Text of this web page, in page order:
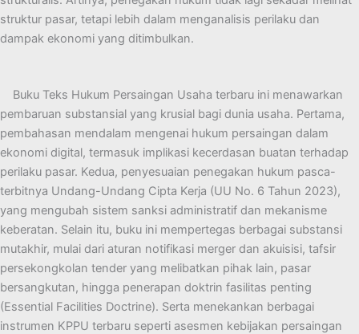
struktur pasar, tetapi lebih dalam menganalisis perilaku dan
dampak ekonomi yang ditimbulkan.
Buku Teks Hukum Persaingan Usaha terbaru ini menawarkan
pembaruan substansial yang krusial bagi dunia usaha. Pertama,
pembahasan mendalam mengenai hukum persaingan dalam
ekonomi digital, termasuk implikasi kecerdasan buatan terhadap
perilaku pasar. Kedua, penyesuaian penegakan hukum pasca-
terbitnya Undang-Undang Cipta Kerja (UU No. 6 Tahun 2023),
yang mengubah sistem sanksi administratif dan mekanisme
keberatan. Selain itu, buku ini mempertegas berbagai substansi
mutakhir, mulai dari aturan notifikasi merger dan akuisisi, tafsir
persekongkolan tender yang melibatkan pihak lain, pasar
bersangkutan, hingga penerapan doktrin fasilitas penting
(Essential Facilities Doctrine). Serta menekankan berbagai
instrumen KPPU terbaru seperti asesmen kebijakan persaingan